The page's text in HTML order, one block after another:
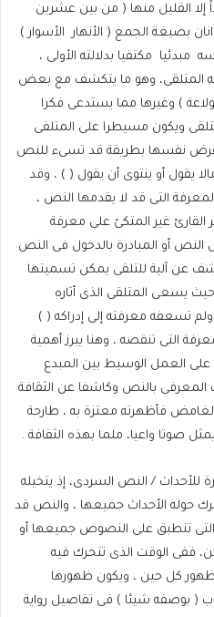
القليل منها ( من بين عشرين
بصيغة الجمع ( الأنهار الأسوار )
مبدئيا
مكتفيا بدلالته الأولى ،
المتلقى، وهو ما يتكشف مع بعض
) وغيرها مما يستدعى فكرا
ويكون مسيطرا على المتلقى
تفرض نفسها بطريقة قد تسىء للنص
يقول أو ينتوى أن يقول ( ) ، وقد
التى قد لا يقدمها النص ،
القارئ غير المتكئ على معرفة
النص أو المبادرة بالدخول فى النص
عن آلية للتلقى يمكن تسميتها
يسعى المتلقى الذى أثاره
تسعفه معرفته إلى إدراكه ( )
التى تنقصه ، وهنا يبرز أهمية
على العمل الوسيط بين المبدع
المعرفى بالنص وكاشفا عن الثقافة
فأظهرته معتزة به ، طارحة
صوتا واعيا، ملما بهذه الثقافة .
للأحداث / النص السردى، إذ يتخيله
حوله الأحداث جميعها ، والنص قد
تنطبق على النصوص جميعها أو
ففى الوقت الذى تتحرك فيه
كل حين ، ويكون ظهورها
( بوصفه شيئا ) فى تفاصيل رواية